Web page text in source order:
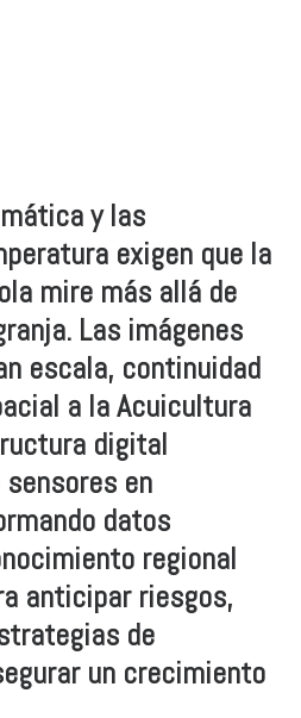
y las
exigen que la
mire más allá de
Las imágenes
escala, continuidad
a la Acuicultura
digital
en
datos
regional
anticipar riesgos,
de
un crecimiento